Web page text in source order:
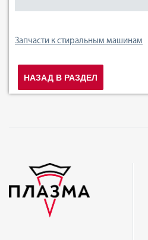
Запчасти к стиральным машинам
НАЗАД В РАЗДЕЛ